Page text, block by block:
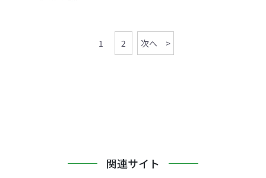
1 2 次へ >
関連サイト